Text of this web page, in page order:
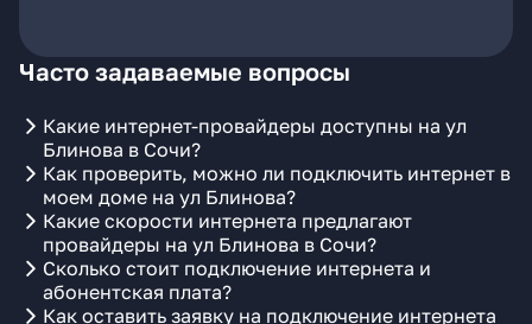
Часто задаваемые вопросы
Какие интернет-провайдеры доступны на ул
Блинова в Сочи?
Как проверить, можно ли подключить интернет в
моем доме на ул Блинова?
Какие скорости интернета предлагают
провайдеры на ул Блинова в Сочи?
Сколько стоит подключение интернета и
абонентская плата?
Как оставить заявку на подключение интернета